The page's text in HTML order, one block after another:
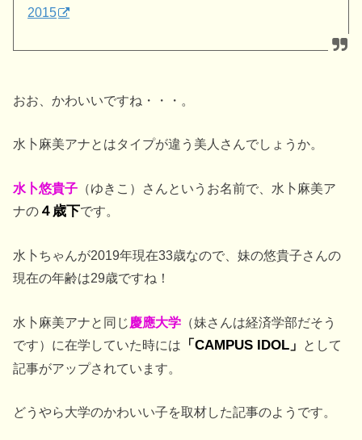
2015
おお、かわいいですね・・・。
水卜麻美アナとはタイプが違う美人さんでしょうか。
水卜悠貴子 （ゆきこ）さんというお名前で、水卜麻美ア
ナの ４歳下です。
水卜ちゃんが2019年現在33歳なので、妹の悠貴子さんの
現在の年齢は29歳ですね！
水卜麻美アナと同じ 慶應大学 （妹さんは経済学部だそう
です）に在学していた時には
「CAMPUS IDOL」
として
記事がアップされています。
どうやら大学のかわいい子を取材した記事のようです。